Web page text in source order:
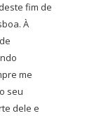
fim de
À
me
seu
dele e